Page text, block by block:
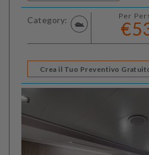
Category: Per
Crea il Tuo Preventivo